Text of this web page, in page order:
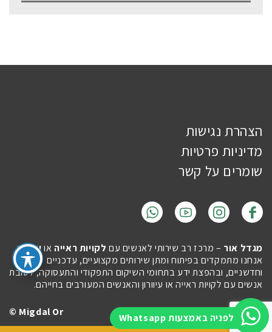
לפניה באמצעות Whatsapp
הצהרת נגישות
מדיניות פרטיות
שומרים על קשר
מגדל אור – מרכז רב שירותי לאנשים עם לקויות ראייה אועיוורון.
אנחנו מתמקדים בפיתוח ומתן שירותים מקצועיים, עדכניים
וחדשניים, ובהפצת ידע בתחומי השיקום התפקודי והתעסוקה, לטובת
אנשים עם לקויות ראייה או עיוורון והאנשים המעורבים בחייהם.
Imaginet
Migdal Or ©